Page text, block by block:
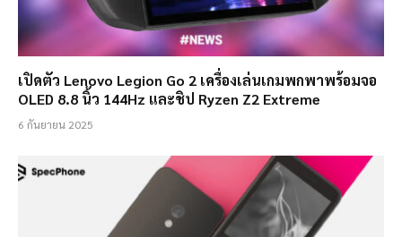
เปิดตัว Lenovo Legion Go 2 เครื่องเล่นเกมพกพาพร้อมจอ
OLED 8.8 นิ้ว 144Hz และชิป Ryzen Z2 Extreme
6 กันยายน 2025